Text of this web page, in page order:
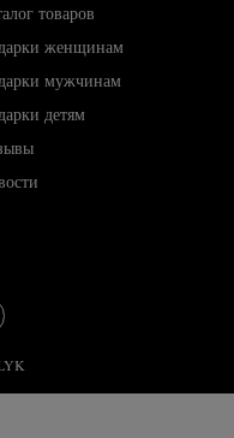
товаров
женщинам
мужчинам
детям